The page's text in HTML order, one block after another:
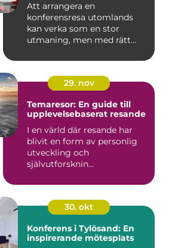
Att arrangera en
konferensresa utomlands
kan verka som en stor
utmaning, men med rätt
29. nov
Temaresor: En guide till
upplevelsebaserat resande
I en värld där resande har
blivit en form av personlig
utveckling och
självutforsknin...
30. okt
Konferens i Tylösand: En
inspirerande mötesplats